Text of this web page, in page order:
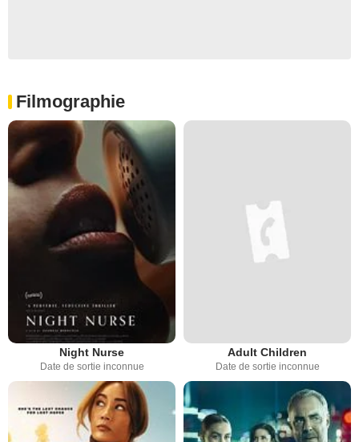
Filmographie
Night Nurse
Date de sortie inconnue
Adult Children
Date de sortie inconnue